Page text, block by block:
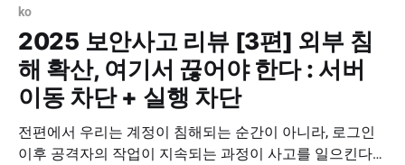
ko
2025 보안사고 리뷰 [3편] 외부 침
해 확산, 여기서 끊어야 한다 : 서버
이동 차단 + 실행 차단
전편에서 우리는 계정이 침해되는 순간이 아니라, 로그인
이후 공격자의 작업이 지속되는 과정이 사고를 일으킨다는